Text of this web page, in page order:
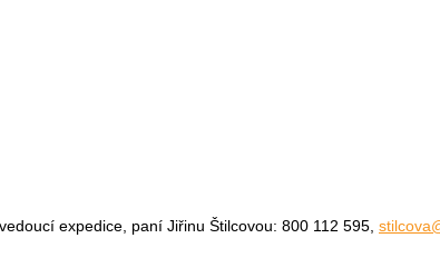
expedice, paní Jiřinu Štilcovou: 800 112 595,